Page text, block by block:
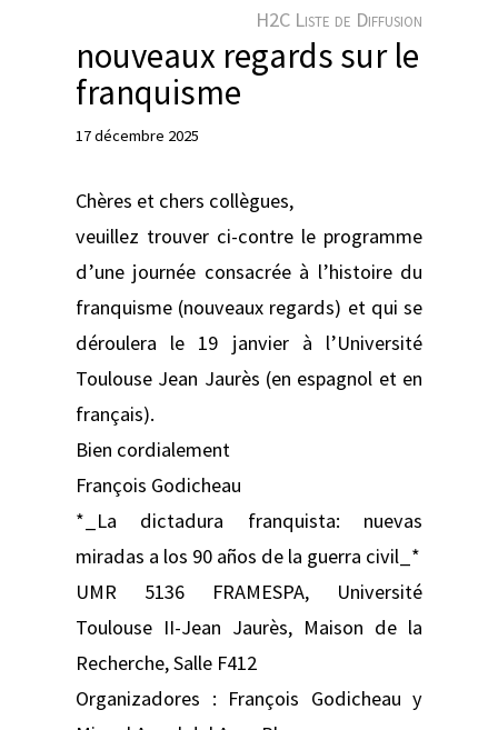
H2C Liste de Diffusion
nouveaux regards sur le
franquisme
17 décembre 2025
Chères et chers collègues,
veuillez trouver ci-contre le programme
d’une journée consacrée à l’histoire du
franquisme (nouveaux regards) et qui se
déroulera le 19 janvier à l’Université
Toulouse Jean Jaurès (en espagnol et en
français).
Bien cordialement
François Godicheau
*_La dictadura franquista: nuevas
miradas a los 90 años de la guerra civil_*
UMR 5136 FRAMESPA, Université
Toulouse II-Jean Jaurès, Maison de la
Recherche, Salle F412
Organizadores : François Godicheau y